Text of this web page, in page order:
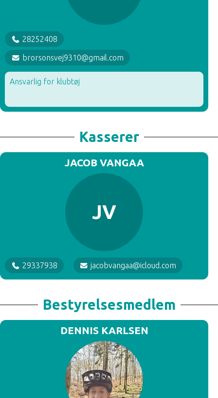
28252408
brorsonsvej9310@gmail.com
Ansvarlig for klubtøj
Kasserer
JACOB VANGAA
JV
29337938 jacobvangaa@icloud.com
Bestyrelsesmedlem
DENNIS KARLSEN